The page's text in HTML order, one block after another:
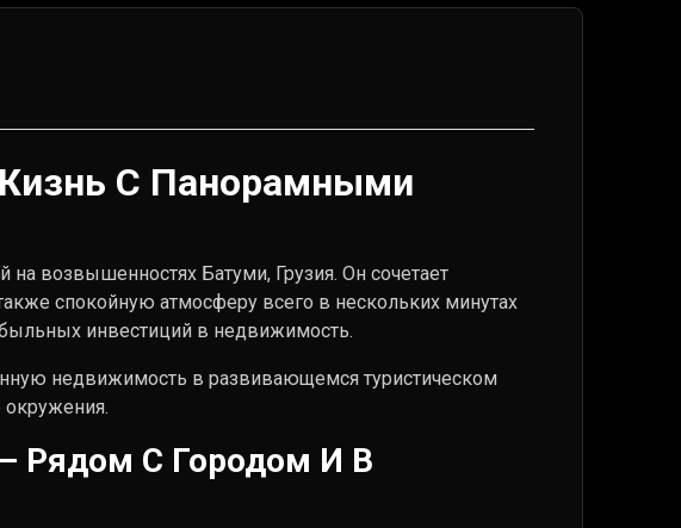
С Панорамными
на возвышенностях Батуми, Грузия. Он сочетает
спокойную атмосферу всего в нескольких минутах
инвестиций в недвижимость.
недвижимость в развивающемся туристическом
окружения.
Рядом С Городом И В